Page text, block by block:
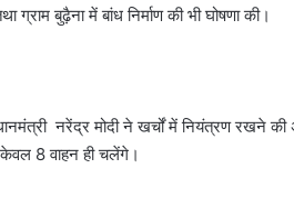
बुढ़ैना में बांध निर्माण की भी घोषणा की।
नरेंद्र मोदी ने खर्चों में नियंत्रण रखने
केवल 8 वाहन ही चलेंगे।